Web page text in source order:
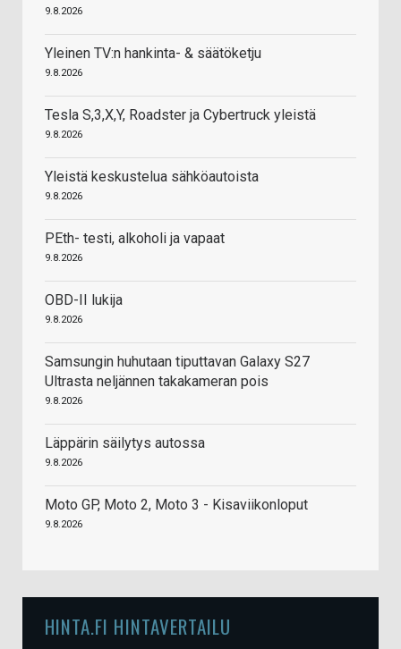
9.8.2026
Yleinen TV:n hankinta- & säätöketju
9.8.2026
Tesla S,3,X,Y, Roadster ja Cybertruck yleistä
9.8.2026
Yleistä keskustelua sähköautoista
9.8.2026
PEth- testi, alkoholi ja vapaat
9.8.2026
OBD-II lukija
9.8.2026
Samsungin huhutaan tiputtavan Galaxy S27
Ultrasta neljännen takakameran pois
9.8.2026
Läppärin säilytys autossa
9.8.2026
Moto GP, Moto 2, Moto 3 - Kisaviikonloput
9.8.2026
HINTA.FI HINTAVERTAILU